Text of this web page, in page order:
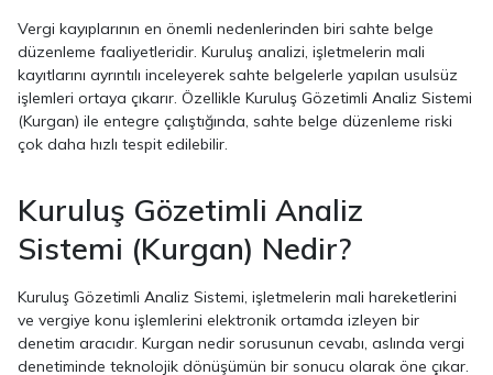
Vergi kayıplarının en önemli nedenlerinden biri sahte belge
düzenleme faaliyetleridir. Kuruluş analizi, işletmelerin mali
kayıtlarını ayrıntılı inceleyerek sahte belgelerle yapılan usulsüz
işlemleri ortaya çıkarır. Özellikle Kuruluş Gözetimli Analiz Sistemi
(Kurgan) ile entegre çalıştığında, sahte belge düzenleme riski
çok daha hızlı tespit edilebilir.
Kuruluş Gözetimli Analiz
Sistemi (Kurgan) Nedir?
Kuruluş Gözetimli Analiz Sistemi, işletmelerin mali hareketlerini
ve vergiye konu işlemlerini elektronik ortamda izleyen bir
denetim aracıdır. Kurgan nedir sorusunun cevabı, aslında vergi
denetiminde teknolojik dönüşümün bir sonucu olarak öne çıkar.